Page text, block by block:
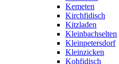
Kemeten
Kirchfidisch
Kitzladen
Kleinbachselten
Kleinpetersdorf
Kleinzicken
Kohfidisch